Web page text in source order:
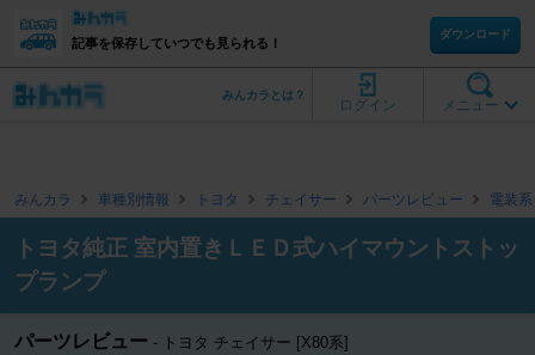
記事を保存していつでも見られる！
ダウンロード
メニュー
ログイン
みんカラとは？
みんカラ 車種別情報 トヨタ チェイサー パーツレビュー 電装系
トヨタ純正 室内置きＬＥＤ式ハイマウントストッ
プランプ
パーツレビュー トヨタ チェイサー [X80系]